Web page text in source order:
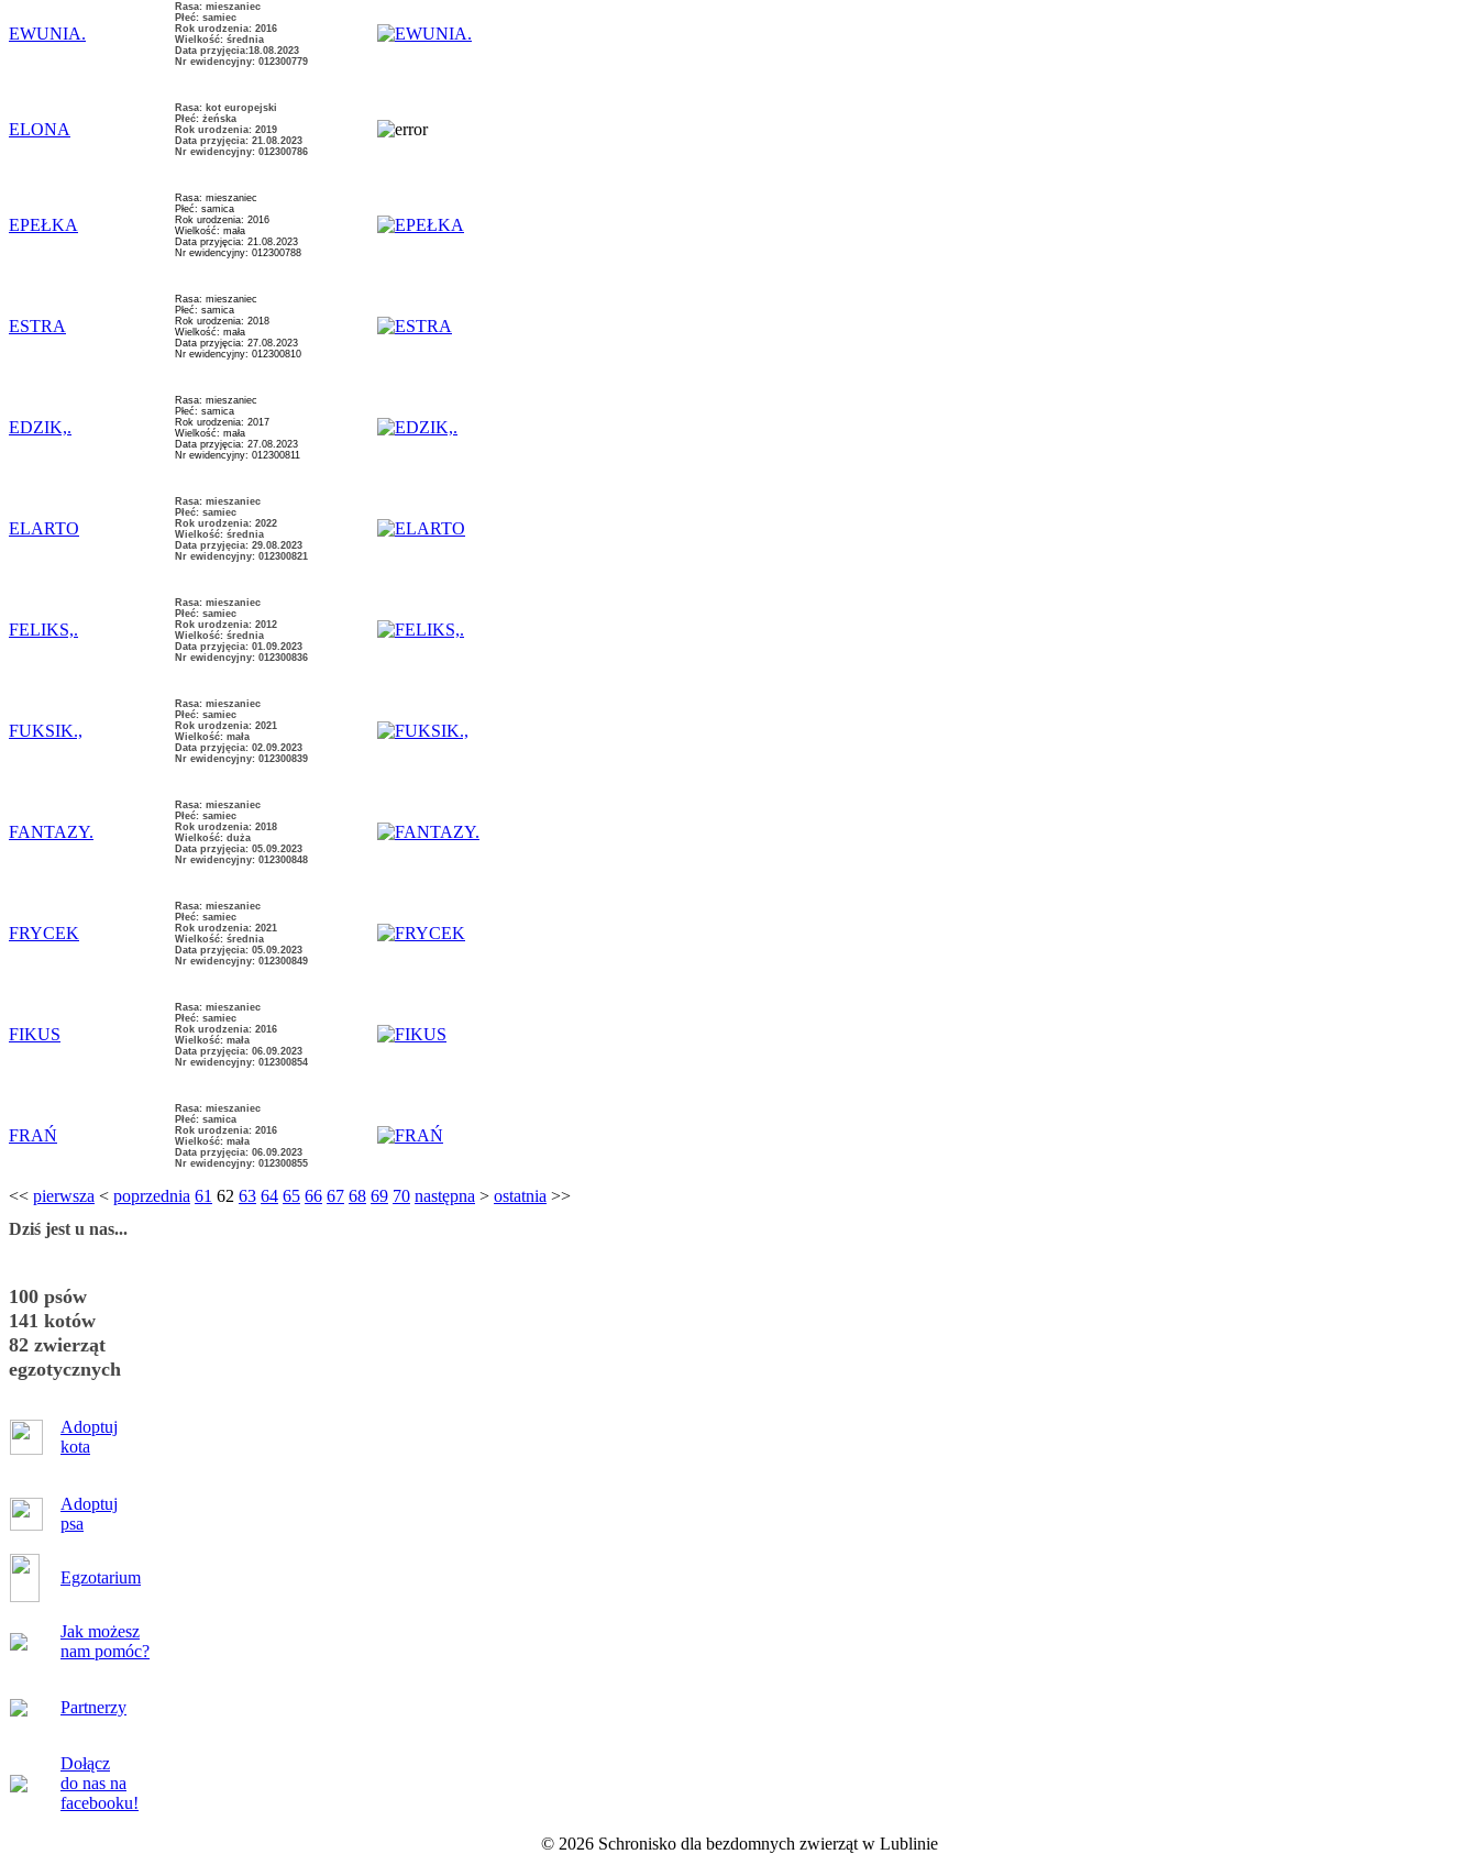
EWUNIA.
Rasa: mieszaniec
Płeć: samiec
Rok urodzenia: 2016
Wielkość: średnia
Data przyjęcia:18.08.2023
Nr ewidencyjny: 012300779
ELONA
Rasa: kot europejski
Płeć: żeńska
Rok urodzenia: 2019
Data przyjęcia: 21.08.2023
Nr ewidencyjny: 012300786
EPEŁKA
Rasa: mieszaniec
Płeć: samica
Rok urodzenia: 2016
Wielkość: mała
Data przyjęcia: 21.08.2023
Nr ewidencyjny: 012300788
ESTRA
Rasa: mieszaniec
Płeć: samica
Rok urodzenia: 2018
Wielkość: mała
Data przyjęcia: 27.08.2023
Nr ewidencyjny: 012300810
EDZIK,.
Rasa: mieszaniec
Płeć: samica
Rok urodzenia: 2017
Wielkość: mała
Data przyjęcia: 27.08.2023
Nr ewidencyjny: 012300811
ELARTO
Rasa: mieszaniec
Płeć: samiec
Rok urodzenia: 2022
Wielkość: średnia
Data przyjęcia: 29.08.2023
Nr ewidencyjny: 012300821
FELIKS,.
Rasa: mieszaniec
Płeć: samiec
Rok urodzenia: 2012
Wielkość: średnia
Data przyjęcia: 01.09.2023
Nr ewidencyjny: 012300836
FUKSIK.,
Rasa: mieszaniec
Płeć: samiec
Rok urodzenia: 2021
Wielkość: mała
Data przyjęcia: 02.09.2023
Nr ewidencyjny: 012300839
FANTAZY.
Rasa: mieszaniec
Płeć: samiec
Rok urodzenia: 2018
Wielkość: duża
Data przyjęcia: 05.09.2023
Nr ewidencyjny: 012300848
FRYCEK
Rasa: mieszaniec
Płeć: samiec
Rok urodzenia: 2021
Wielkość: średnia
Data przyjęcia: 05.09.2023
Nr ewidencyjny: 012300849
FIKUS
Rasa: mieszaniec
Płeć: samiec
Rok urodzenia: 2016
Wielkość: mała
Data przyjęcia: 06.09.2023
Nr ewidencyjny: 012300854
FRAŃ
Rasa: mieszaniec
Płeć: samica
Rok urodzenia: 2016
Wielkość: mała
Data przyjęcia: 06.09.2023
Nr ewidencyjny: 012300855
<< pierwsza < poprzednia 61 62 63 64 65 66 67 68 69 70 następna > ostatnia >>
Dziś jest u nas...
100 psów
141 kotów
82 zwierząt
egzotycznych
Adoptuj
kota
Adoptuj
psa
Egzotarium
Jak możesz
nam pomóc?
Partnerzy
Dołącz
do nas na
facebooku!
© 2026 Schronisko dla bezdomnych zwierząt w Lublinie